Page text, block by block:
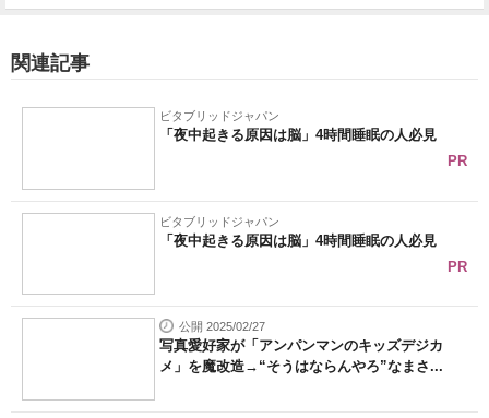
関連記事
ビタブリッドジャパン
「夜中起きる原因は脳」4時間睡眠の人必見
PR
ビタブリッドジャパン
「夜中起きる原因は脳」4時間睡眠の人必見
PR
公開 2025/02/27
写真愛好家が「アンパンマンのキッズデジカ
メ」を魔改造→“そうはならんやろ”なまさ...